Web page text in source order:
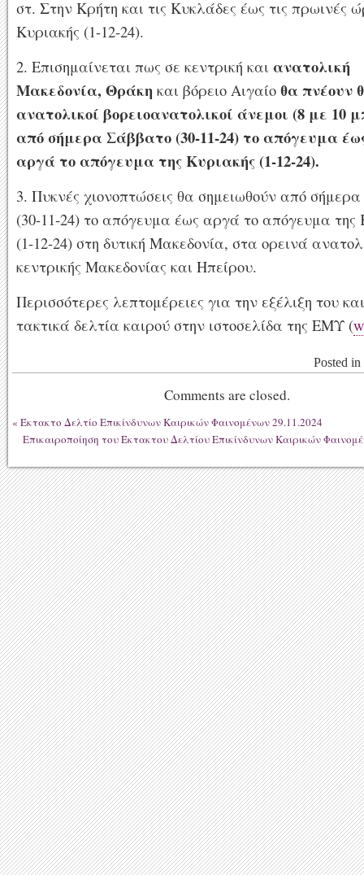
στ. Στην Κρήτη και τις Κυκλάδες έως τις πρωινές
Κυριακής (1-12-24).
2. Επισημαίνεται πως σε κεντρική και ανατολική
Μακεδονία, Θράκη και βόρειο Αιγαίο θα πνέουν
ανατολικοί βορειοανατολικοί άνεμοι (8 με 10
από σήμερα Σάββατο (30-11-24) το απόγευμα
αργά το απόγευμα της Κυριακής (1-12-24).
3. Πυκνές χιονοπτώσεις θα σημειωθούν από
(30-11-24) το απόγευμα έως αργά το απόγευμα της
(1-12-24) στη δυτική Μακεδονία, στα ορεινά
κεντρικής Μακεδονίας και Ηπείρου.
Περισσότερες λεπτομέρειες για την εξέλιξη του
τακτικά δελτία καιρού στην ιστοσελίδα της ΕΜΥ (
Posted in
Comments are closed.
« Έκτακτο Δελτίο Επικίνδυνων Καιρικών Φαινομένων 29.11.2024
Επικαιροποίηση του Έκτακτου Δελτίου Επικίνδυνων Καιρικών